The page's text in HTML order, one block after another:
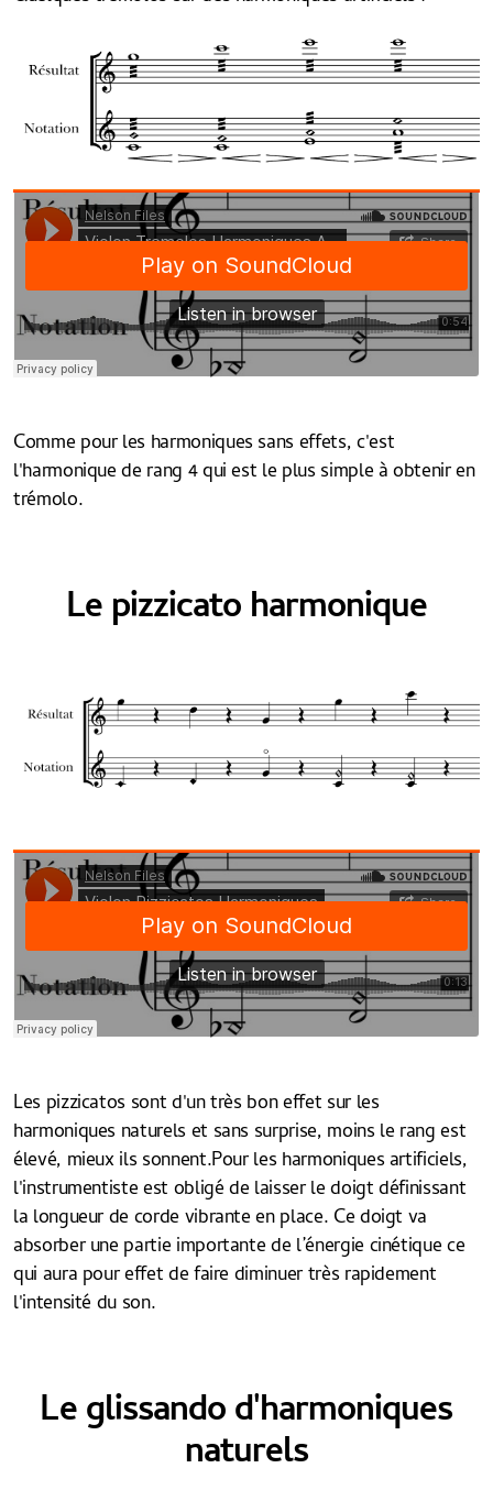
Comme pour les harmoniques sans effets, c'est
l'harmonique de rang 4 qui est le plus simple à obtenir en
trémolo.
Le pizzicato harmonique
Les pizzicatos sont d'un très bon effet sur les
harmoniques naturels et sans surprise, moins le rang est
élevé, mieux ils sonnent.Pour les harmoniques artificiels,
l'instrumentiste est obligé de laisser le doigt définissant
la longueur de corde vibrante en place. Ce doigt va
absorber une partie importante de l’énergie cinétique ce
qui aura pour effet de faire diminuer très rapidement
l'intensité du son.
Le glissando d'harmoniques
naturels